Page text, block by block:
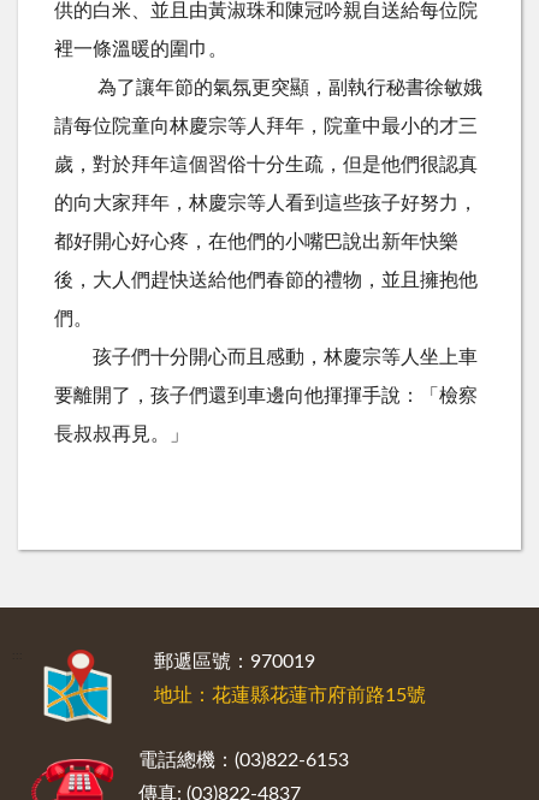
供的白米、並且由黃淑珠和陳冠吟親自送給每位院
裡一條溫暖的圍巾。
為了讓年節的氣氛更突顯，副執行秘書徐敏娥
請每位院童向林慶宗等人拜年，院童中最小的才三
歲，對於拜年這個習俗十分生疏，但是他們很認真
的向大家拜年，林慶宗等人看到這些孩子好努力，
都好開心好心疼，在他們的小嘴巴說出新年快樂
後，大人們趕快送給他們春節的禮物，並且擁抱他
們。
孩子們十分開心而且感動，林慶宗等人坐上車
要離開了，孩子們還到車邊向他揮揮手說：「檢察
長叔叔再見。」
郵遞區號：970019
地址：花蓮縣花蓮市府前路15號
電話總機：(03)822-6153
傳真: (03)822-4837